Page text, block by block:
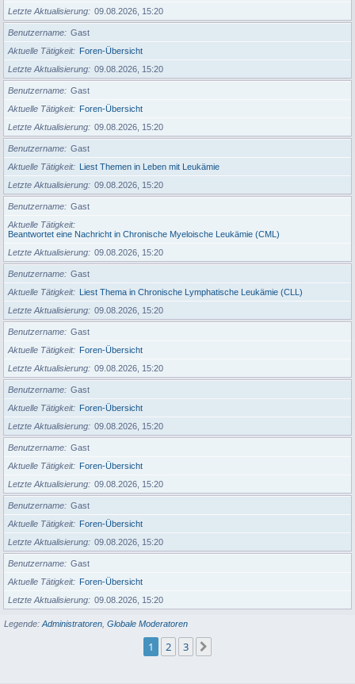
Letzte Aktualisierung
09.08.2026, 15:20
Benutzername
Gast
Aktuelle Tätigkeit
Foren-Übersicht
Letzte Aktualisierung
09.08.2026, 15:20
Benutzername
Gast
Aktuelle Tätigkeit
Foren-Übersicht
Letzte Aktualisierung
09.08.2026, 15:20
Benutzername
Gast
Aktuelle Tätigkeit
Liest Themen in Leben mit Leukämie
Letzte Aktualisierung
09.08.2026, 15:20
Benutzername
Gast
Aktuelle Tätigkeit
Beantwortet eine Nachricht in Chronische Myeloische Leukämie (CML)
Letzte Aktualisierung
09.08.2026, 15:20
Benutzername
Gast
Aktuelle Tätigkeit
Liest Thema in Chronische Lymphatische Leukämie (CLL)
Letzte Aktualisierung
09.08.2026, 15:20
Benutzername
Gast
Aktuelle Tätigkeit
Foren-Übersicht
Letzte Aktualisierung
09.08.2026, 15:20
Benutzername
Gast
Aktuelle Tätigkeit
Foren-Übersicht
Letzte Aktualisierung
09.08.2026, 15:20
Benutzername
Gast
Aktuelle Tätigkeit
Foren-Übersicht
Letzte Aktualisierung
09.08.2026, 15:20
Benutzername
Gast
Aktuelle Tätigkeit
Foren-Übersicht
Letzte Aktualisierung
09.08.2026, 15:20
Benutzername
Gast
Aktuelle Tätigkeit
Foren-Übersicht
Letzte Aktualisierung
09.08.2026, 15:20
Legende: Administratoren Globale Moderatoren
1 2 3